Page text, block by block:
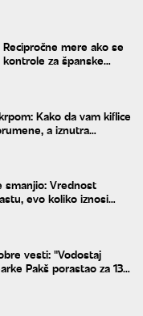
mere ako se
za španske
Kako da vam kiflice
a iznutra
smanjio: Vrednost
evo koliko iznosi
vesti: "Vodostaj
Pakš porastao za 13